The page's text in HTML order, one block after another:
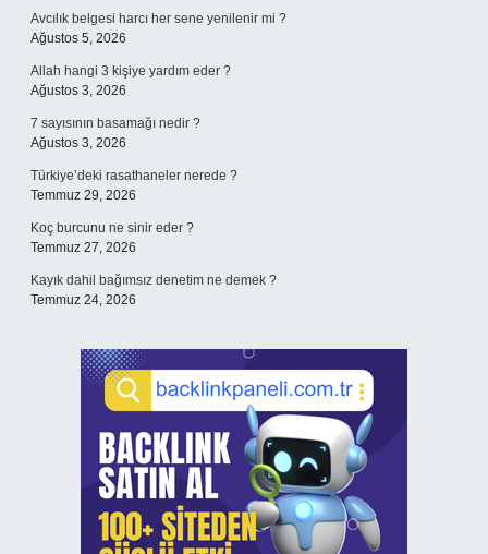
Avcılık belgesi harcı her sene yenilenir mi ?
Ağustos 5, 2026
Allah hangi 3 kişiye yardım eder ?
Ağustos 3, 2026
7 sayısının basamağı nedir ?
Ağustos 3, 2026
Türkiye’deki rasathaneler nerede ?
Temmuz 29, 2026
Koç burcunu ne sinir eder ?
Temmuz 27, 2026
Kayık dahil bağımsız denetim ne demek ?
Temmuz 24, 2026